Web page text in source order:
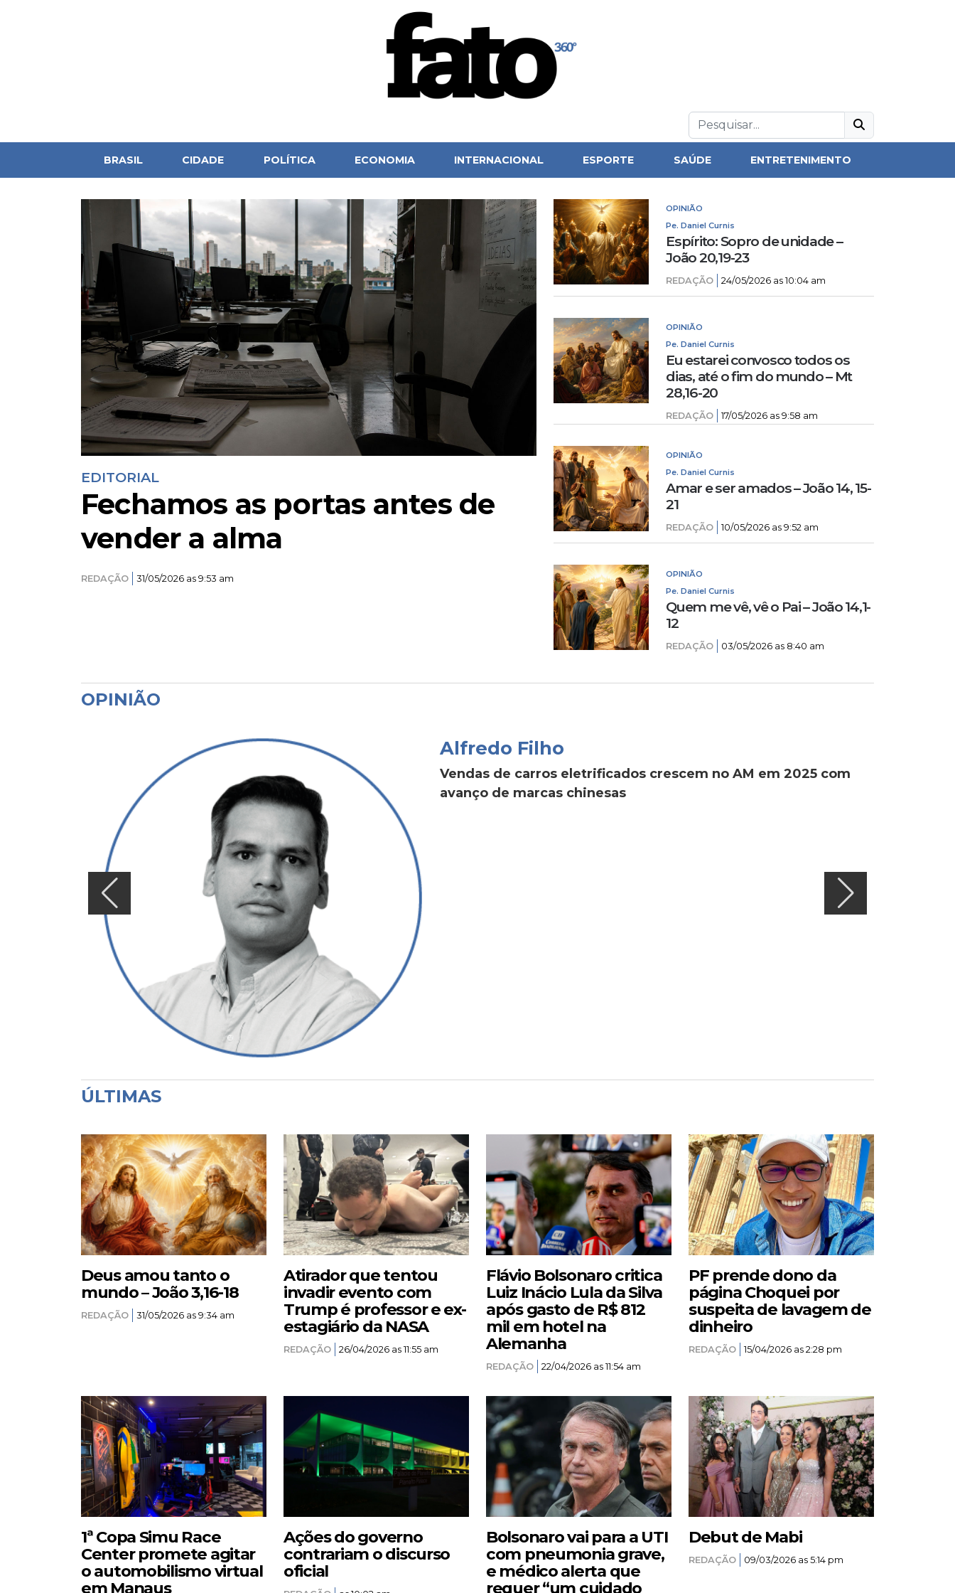
BRASIL CIDADE POLÍTICA ECONOMIA INTERNACIONAL ESPORTE SAÚDE ENTRETENIMENTO
EDITORIAL
Fechamos as portas antes de
vender a alma
REDAÇÃO 31/05/2026 as 9:53 am
OPINIÃO
Pe. Daniel Curnis
Espírito: Sopro de unidade –
João 20,19-23
REDAÇÃO 24/05/2026 as 10:04 am
OPINIÃO
Pe. Daniel Curnis
Eu estarei convosco todos os
dias, até o fim do mundo – Mt
28,16-20
REDAÇÃO 17/05/2026 as 9:58 am
OPINIÃO
Pe. Daniel Curnis
Amar e ser amados – João 14, 15-
21
REDAÇÃO 10/05/2026 as 9:52 am
OPINIÃO
Pe. Daniel Curnis
Quem me vê, vê o Pai – João 14,1-
12
REDAÇÃO 03/05/2026 as 8:40 am
OPINIÃO
Alfredo Filho
Vendas de carros eletrificados crescem no AM em 2025 com
avanço de marcas chinesas
ÚLTIMAS
Deus amou tanto o
mundo – João 3,16-18
REDAÇÃO 31/05/2026 as 9:34 am
Atirador que tentou
invadir evento com
Trump é professor e ex-
estagiário da NASA
REDAÇÃO 26/04/2026 as 11:55 am
Flávio Bolsonaro critica
Luiz Inácio Lula da Silva
após gasto de R$ 812
mil em hotel na
Alemanha
REDAÇÃO 22/04/2026 as 11:54 am
PF prende dono da
página Choquei por
suspeita de lavagem de
dinheiro
REDAÇÃO 15/04/2026 as 2:28 pm
1ª Copa Simu Race
Center promete agitar
o automobilismo virtual
em Manaus
Ações do governo
contrariam o discurso
oficial
Bolsonaro vai para a UTI
com pneumonia grave,
e médico alerta que
requer “um cuidado
Debut de Mabi
REDAÇÃO 09/03/2026 as 5:14 pm